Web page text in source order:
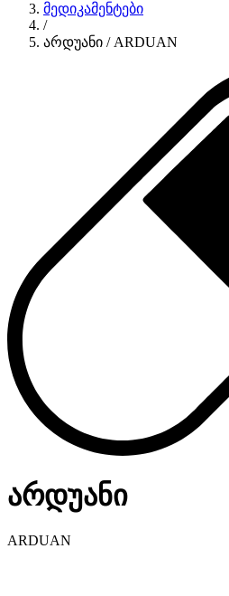
მედიკამენტები
/
არდუანი / ARDUAN
არდუანი
ARDUAN